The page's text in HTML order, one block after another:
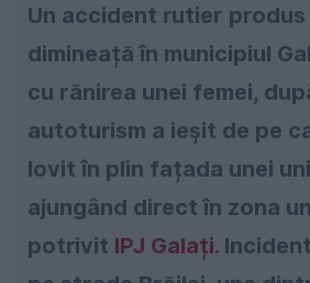
Un accident rutier
dimineață în municipiul
cu rănirea unei femei,
autoturism a ieșit de pe
lovit în plin fațada unei
ajungând direct în zona
potrivit IPJ Galați.